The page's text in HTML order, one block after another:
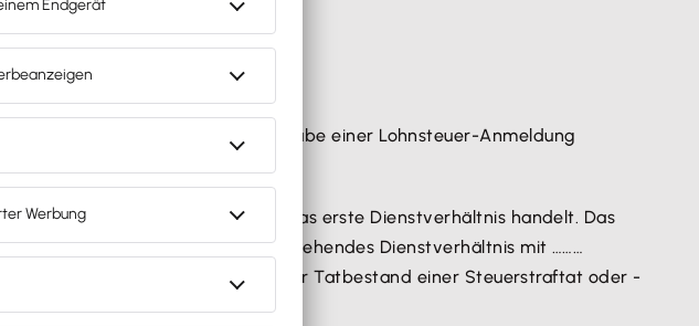
wenn der Arbeitgeber zur Abgabe einer Lohnsteuer-Anmeldung
bestätigen
, dass es sich um das erste Dienstverhältnis handelt. Das
mein am 1. September 2022 bestehendes Dienstverhältnis mit ………
bei einer unrichtigen Angabe der Tatbestand einer Steuerstraftat oder -